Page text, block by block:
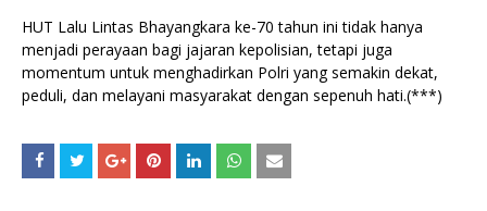
HUT Lalu Lintas Bhayangkara ke-70 tahun ini tidak hanya
menjadi perayaan bagi jajaran kepolisian, tetapi juga
momentum untuk menghadirkan Polri yang semakin dekat,
peduli, dan melayani masyarakat dengan sepenuh hati.(***)